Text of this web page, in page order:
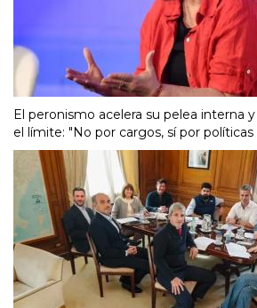
El peronismo acelera su pelea interna
el límite: "No por cargos, sí por políticas